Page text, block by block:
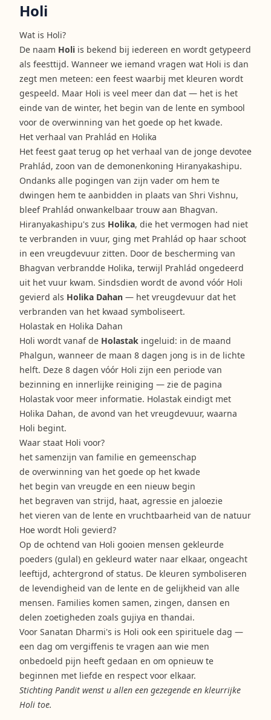
Holi
Wat is Holi?
De naam Holi is bekend bij iedereen en wordt getypeerd
als feesttijd. Wanneer we iemand vragen wat Holi is dan
zegt men meteen: een feest waarbij met kleuren wordt
gespeeld. Maar Holi is veel meer dan dat — het is het
einde van de winter, het begin van de lente en symbool
voor de overwinning van het goede op het kwade.
Het verhaal van Prahlád en Holika
Het feest gaat terug op het verhaal van de jonge devotee
Prahlád, zoon van de demonenkoning Hiranyakashipu.
Ondanks alle pogingen van zijn vader om hem te
dwingen hem te aanbidden in plaats van Shri Vishnu,
bleef Prahlád onwankelbaar trouw aan Bhagvan.
Hiranyakashipu's zus Holika, die het vermogen had niet
te verbranden in vuur, ging met Prahlád op haar schoot
in een vreugdevuur zitten. Door de bescherming van
Bhagvan verbrandde Holika, terwijl Prahlád ongedeerd
uit het vuur kwam. Sindsdien wordt de avond vóór Holi
gevierd als Holika Dahan — het vreugdevuur dat het
verbranden van het kwaad symboliseert.
Holastak en Holika Dahan
Holi wordt vanaf de Holastak ingeluid: in de maand
Phalgun, wanneer de maan 8 dagen jong is in de lichte
helft. Deze 8 dagen vóór Holi zijn een periode van
bezinning en innerlijke reiniging — zie de pagina
Holastak voor meer informatie. Holastak eindigt met
Holika Dahan, de avond van het vreugdevuur, waarna
Holi begint.
Waar staat Holi voor?
het samenzijn van familie en gemeenschap
de overwinning van het goede op het kwade
het begin van vreugde en een nieuw begin
het begraven van strijd, haat, agressie en jaloezie
het vieren van de lente en vruchtbaarheid van de natuur
Hoe wordt Holi gevierd?
Op de ochtend van Holi gooien mensen gekleurde
poeders (gulal) en gekleurd water naar elkaar, ongeacht
leeftijd, achtergrond of status. De kleuren symboliseren
de levendigheid van de lente en de gelijkheid van alle
mensen. Families komen samen, zingen, dansen en
delen zoetigheden zoals gujiya en thandai.
Voor Sanatan Dharmi's is Holi ook een spirituele dag —
een dag om vergiffenis te vragen aan wie men
onbedoeld pijn heeft gedaan en om opnieuw te
beginnen met liefde en respect voor elkaar.
Stichting Pandit wenst u allen een gezegende en kleurrijke
Holi toe.